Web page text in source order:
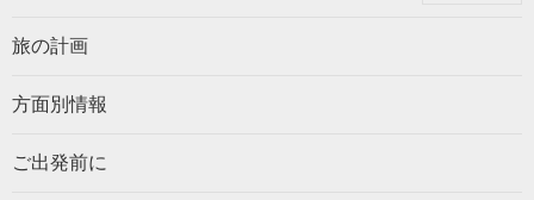
旅の計画
方面別情報
ご出発前に